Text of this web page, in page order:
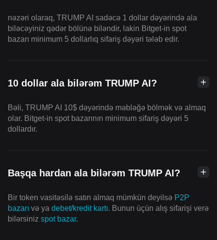
nəzəri olaraq, TRUMP AI sadəcə 1 dollar dəyərində ala
biləcəyiniz qədər bölünə biləndir, lakin Bitget-in spot
bazarı minimum 5 dollarlıq sifariş dəyəri tələb edir.
10 dollar ala bilərəm TRUMP AI?
Bəli, TRUMP AI 10$ dəyərində məbləğə bölmək və almaq
olar. Bitget-in spot bazarının minimum sifariş dəyəri 5
dollardır.
Başqa hardan ala bilərəm TRUMP AI?
Bir token vasitəsilə satın almaq mümkün deyilsə P2P
bazarı və ya debet/kredit kartı. Bunun üçün alış sifarişi verə
bilərsiniz spot bazar.